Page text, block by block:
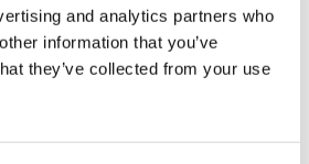
and analytics partners who
information that you’ve
they’ve collected from your use